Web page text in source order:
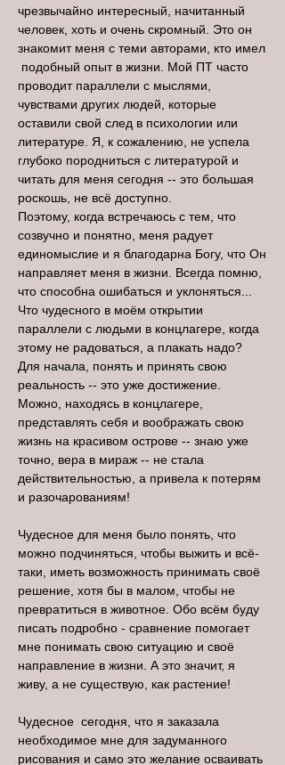
чрезвычайно интересный, начитанный
человек, хоть и очень скромный. Это он
знакомит меня с теми авторами, кто имел
подобный опыт в жизни. Мой ПТ часто
проводит параллели с мыслями,
чувствами других людей, которые
оставили свой след в психологии или
литературе. Я, к сожалению, не успела
глубоко породниться с литературой и
читать для меня сегодня -- это большая
роскошь, не всё доступно.
Поэтому, когда встречаюсь с тем, что
созвучно и понятно, меня радует
единомыслие и я благодарна Богу, что Он
направляет меня в жизни. Всегда помню,
что способна ошибаться и уклоняться...
Что чудесного в моём открытии
параллели с людьми в концлагере, когда
этому не радоваться, а плакать надо?
Для начала, понять и принять свою
реальность -- это уже достижение.
Можно, находясь в концлагере,
представлять себя и воображать свою
жизнь на красивом острове -- знаю уже
точно, вера в мираж -- не стала
действительностью, а привела к потерям
и разочарованиям!
Чудесное для меня было понять, что
можно подчиняться, чтобы выжить и всё-
таки, иметь возможность принимать своё
решение, хотя бы в малом, чтобы не
превратиться в животное. Обо всём буду
писать подробно - сравнение помогает
мне понимать свою ситуацию и своё
направление в жизни. А это значит, я
живу, а не существую, как растение!
Чудесное сегодня, что я заказала
необходимое мне для задуманного
рисования и само это желание осваивать